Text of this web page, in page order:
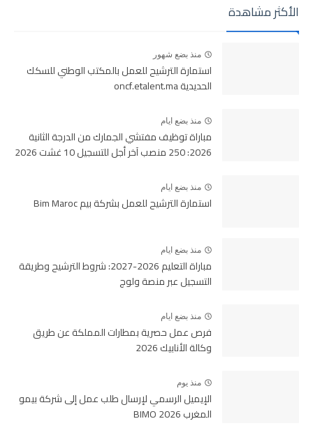
الأكثر مشاهدة
منذ بضع شهور
استمارة الترشيح للعمل بالمكتب الوطني للسكك
الحديدية oncf.etalent.ma
منذ بضع ايام
مباراة توظيف مفتشي الجمارك من الدرجة الثانية
2026: 250 منصب آخر أجل للتسجيل 10 غشت 2026
منذ بضع ايام
استمارة الترشيح للعمل بشركة بيم Bim Maroc
منذ بضع ايام
مباراة التعليم 2026-2027: شروط الترشيح وطريقة
التسجيل عبر منصة ولوج
منذ بضع ايام
فرص عمل حصرية بمطارات المملكة عن طريق
وكالة الأنابيك 2026
منذ يوم
الإيميل الرسمي لإرسال طلب عمل إلى شركة بيمو
المغرب BIMO 2026